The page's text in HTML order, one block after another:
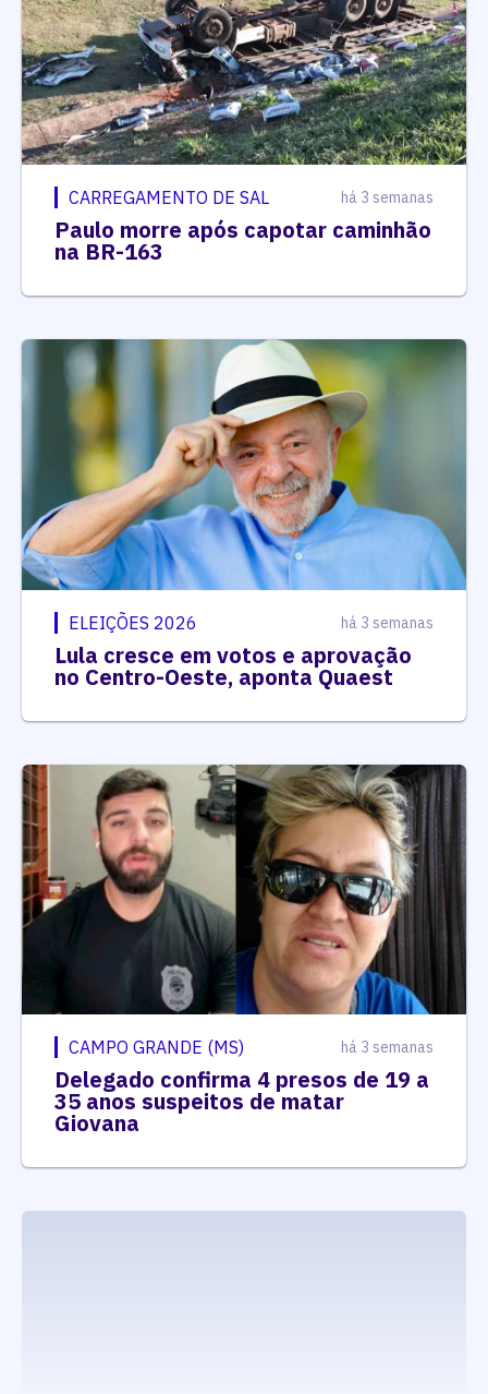
CARREGAMENTO DE SAL há 3 semanas
Paulo morre após capotar caminhão
na BR-163
ELEIÇÕES 2026 há 3 semanas
Lula cresce em votos e aprovação
no Centro-Oeste, aponta Quaest
CAMPO GRANDE (MS) há 3 semanas
Delegado confirma 4 presos de 19 a
35 anos suspeitos de matar
Giovana